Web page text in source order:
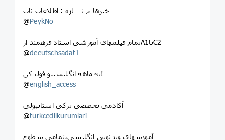
خبرهاے تــــازه : اطلاعات ناب
@PeykNo
تمام فیلمهای آموزشی استاد فرهمند ازA1تاC2
@deeutschsadat1
یه ماهه انگلیسیتو فول کن!
@english_access
آکادمی تخصصی ترکی استانبولی
@turkcedilkurumlari
آموزشهای ویدئویی انگلیسی،تمامی سطوح